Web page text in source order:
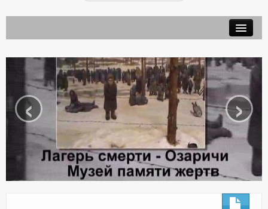
ОРГАНИЗАЦИИ
СТАТЬИ
СПИСОК КОНЦЛАГЕРЕЙ
КОНТАКТЫ
‹ ›